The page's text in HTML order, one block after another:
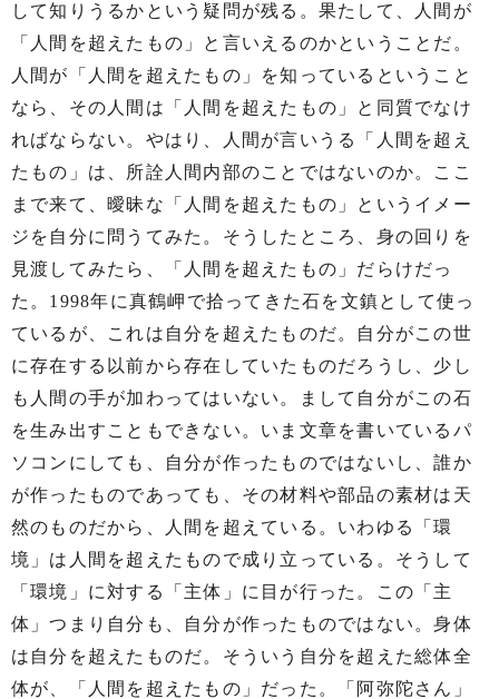
して知りうるかという疑問が残る。果たして、人間が
「人間を超えたもの」と言いえるのかということだ。
人間が「人間を超えたもの」を知っているということ
なら、その人間は「人間を超えたもの」と同質でなけ
ればならない。やはり、人間が言いうる「人間を超え
たもの」は、所詮人間内部のことではないのか。ここ
まで来て、曖昧な「人間を超えたもの」というイメー
ジを自分に問うてみた。そうしたところ、身の回りを
見渡してみたら、「人間を超えたもの」だらけだっ
た。1998年に真鶴岬で拾ってきた石を文鎮として使っ
ているが、これは自分を超えたものだ。自分がこの世
に存在する以前から存在していたものだろうし、少し
も人間の手が加わってはいない。まして自分がこの石
を生み出すこともできない。いま文章を書いているパ
ソコンにしても、自分が作ったものではないし、誰か
が作ったものであっても、その材料や部品の素材は天
然のものだから、人間を超えている。いわゆる「環
境」は人間を超えたもので成り立っている。そうして
「環境」に対する「主体」に目が行った。この「主
体」つまり自分も、自分が作ったものではない。身体
は自分を超えたものだ。そういう自分を超えた総体全
体が、「人間を超えたもの」だった。「阿弥陀さん」